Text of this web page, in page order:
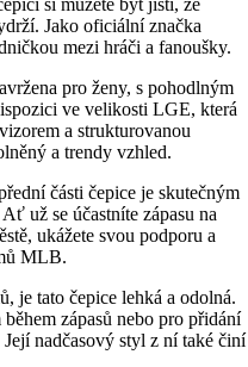
si můžete být jisti, že
Jako oficiální značka
mezi hráči a fanoušky.
pro ženy, s pohodlným
ve velikosti LGE, která
a strukturovanou
a trendy vzhled.
části čepice je skutečným
už se účastníte zápasu na
ukážete svou podporu a
MLB.
je tato čepice lehká a odolná.
zápasů nebo pro přidání
nadčasový styl z ní také činí